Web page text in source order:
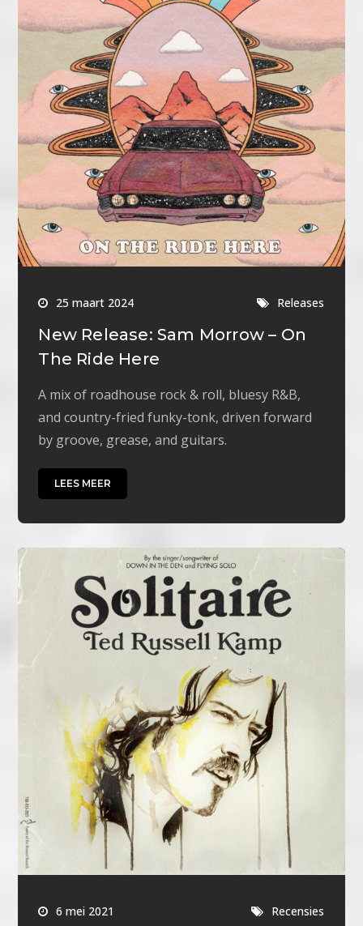
25 maart 2024 Releases
New Release: Sam Morrow – On
The Ride Here
A mix of roadhouse rock & roll, bluesy R&B,
and country-fried funky-tonk, driven forward
by groove, grease, and guitars.
LEES MEER
6 mei 2021 Recensies